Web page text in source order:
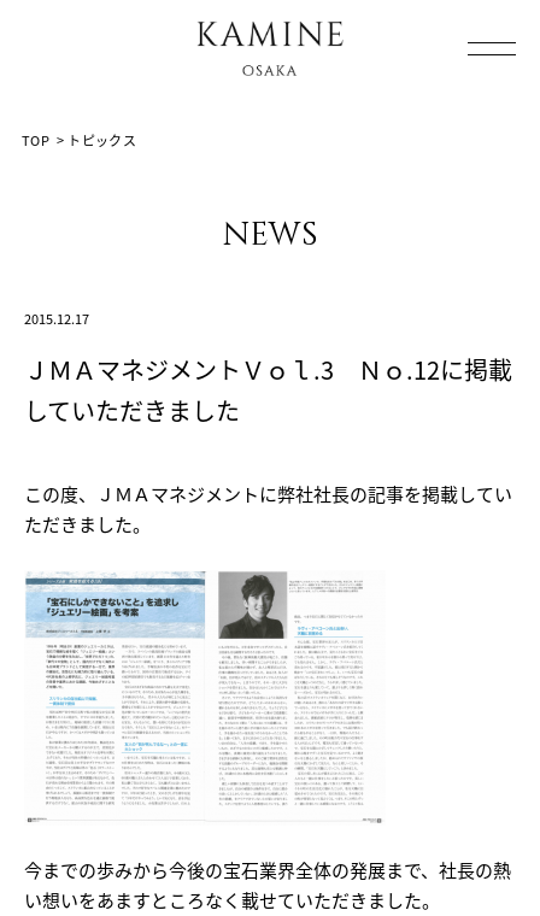
TOP > トピックス
news
2015.12.17
ＪＭＡマネジメントＶｏｌ.3 Ｎｏ.12に掲載
していただきました
この度、ＪＭＡマネジメントに弊社社長の記事を掲載してい
ただきました。
今までの歩みから今後の宝石業界全体の発展まで、社長の熱
い想いをあますところなく載せていただきました。